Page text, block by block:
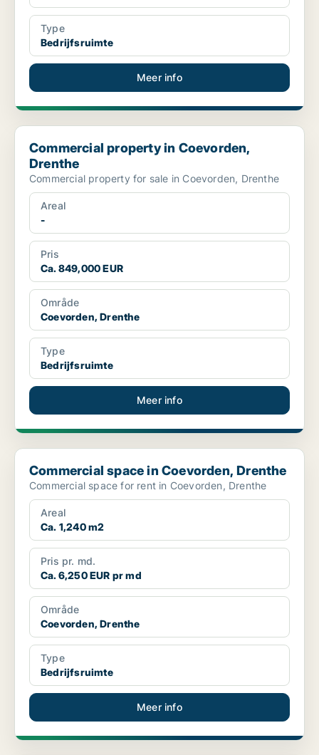
Type
Bedrijfsruimte
Meer info
Commercial property in Coevorden, Drenthe
Commercial property in Coevorden,
Drenthe
Commercial property for sale in Coevorden, Drenthe
Areal
-
Pris
Ca. 849,000 EUR
Område
Coevorden, Drenthe
Type
Bedrijfsruimte
Meer info
Commercial space in Coevorden, Drenthe
Commercial space in Coevorden, Drenthe
Commercial space for rent in Coevorden, Drenthe
Areal
Ca. 1,240 m2
Pris pr. md.
Ca. 6,250 EUR pr md
Område
Coevorden, Drenthe
Type
Bedrijfsruimte
Meer info